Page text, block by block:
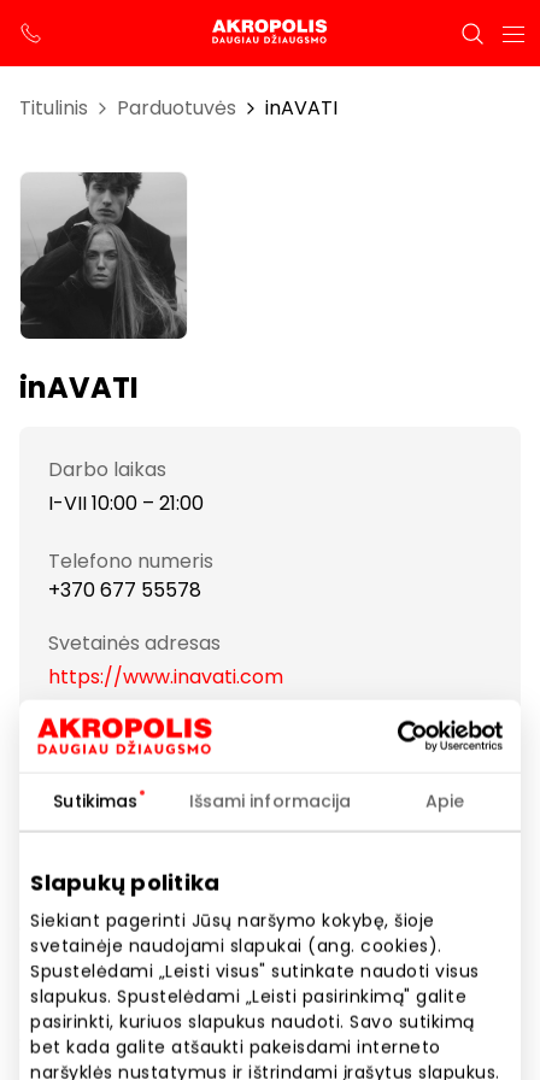
Sutikimas Išsami informacija Apie
Slapukų politika
Siekiant pagerinti Jūsų naršymo kokybę, šioje
svetainėje naudojami slapukai (ang. cookies).
Spustelėdami „Leisti visus" sutinkate naudoti visus
slapukus. Spustelėdami „Leisti pasirinkimą" galite
pasirinkti, kuriuos slapukus naudoti. Savo sutikimą
bet kada galite atšaukti pakeisdami interneto
naršyklės nustatymus ir ištrindami įrašytus slapukus.
Titulinis Parduotuvės inAVATI
inAVATI
Darbo laikas
I-VII 10:00 – 21:00
Telefono numeris
+370 677 55578
Svetainės adresas
https://www.inavati.com
Rodyti lokaciją žemėlapyje
InAvati – Tylios prabangos menas
InAvati gimė iš tikėjimo, jog tikra kokybė bei
elegancija neturi kalbėti garsiai, kad būtų pastebėta.
Ji slypi tiksliose siūlės linijose, natūralaus audinio
švelnume ir tvirtame sukirpimo pjūvyje.
Sukurta Lietuvoje, InAvati pamatinė vertybė yra
meistrystės tradicijos – kiekvienas drabužis yra